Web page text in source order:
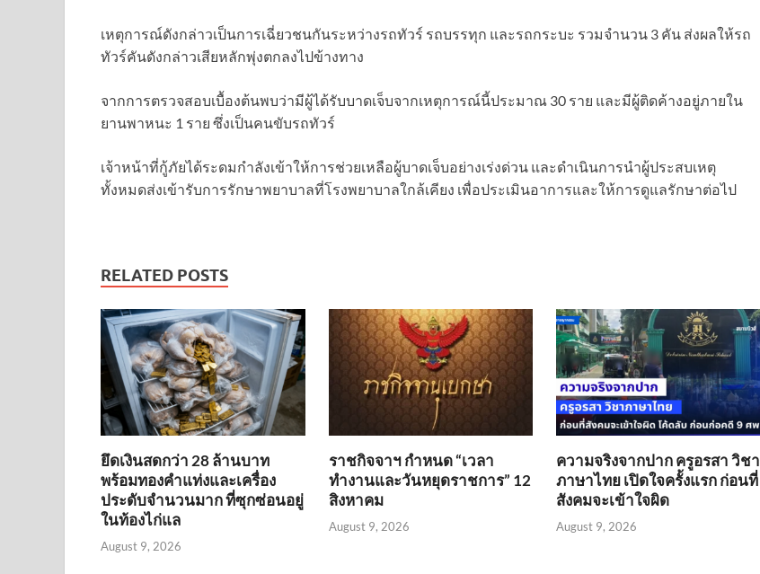
เหตุการณ์ดังกล่าวเป็นการเฉี่ยวชนกันระหว่างรถทัวร์ รถบรรทุก และรถกระบะ รวมจำนวน 3 คัน ส่งผลให้รถ
ทัวร์คันดังกล่าวเสียหลักพุ่งตกลงไปข้างทาง
จากการตรวจสอบเบื้องต้นพบว่ามีผู้ได้รับบาดเจ็บจากเหตุการณ์นี้ประมาณ 30 ราย และมีผู้ติดค้างอยู่ภายใน
ยานพาหนะ 1 ราย ซึ่งเป็นคนขับรถทัวร์
เจ้าหน้าที่กู้ภัยได้ระดมกำลังเข้าให้การช่วยเหลือผู้บาดเจ็บอย่างเร่งด่วน และดำเนินการนำผู้ประสบเหตุ
ทั้งหมดส่งเข้ารับการรักษาพยาบาลที่โรงพยาบาลใกล้เคียง เพื่อประเมินอาการและให้การดูแลรักษาต่อไป
RELATED POSTS
ยึดเงินสดกว่า 28 ล้านบาท
พร้อมทองคำแท่งและเครื่อง
ประดับจำนวนมาก ที่ซุกซ่อนอยู่
ในท้องไก่แล
August 9, 2026
ราชกิจจาฯ กำหนด “เวลา
ทำงานและวันหยุดราชการ” 12
สิงหาคม
August 9, 2026
ความจริงจากปาก ครูอรสา วิชา
ภาษาไทย เปิดใจครั้งแรก ก่อนที่
สังคมจะเข้าใจผิด
August 9, 2026